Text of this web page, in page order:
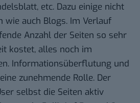
etc. Dazu einige nicht
wie auch Blogs. Im Verlauf
Anzahl der Seiten so sehr
kostet, alles noch im
Informationsüberflutung und
zunehmende Rolle. Der
selbst die Seiten aktiv